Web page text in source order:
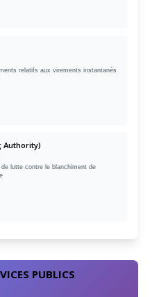
relatifs aux virements instantanés
Authority)
lutte contre le blanchiment de
PUBLICS